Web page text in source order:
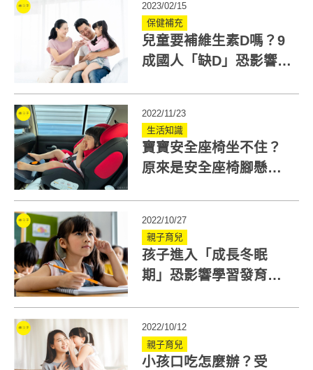
2023/02/15
保健補充
兒童要補維生素D嗎？9
成國人「缺D」恐影響幼
2022/11/23
生活知識
寶寶安全座椅坐不住？
原來是安全座椅腳懸
2022/10/27
親子育兒
孩子進入「成長冬眠
期」恐影響學習發育！
2022/10/12
親子育兒
小孩口吃怎麼辦？受